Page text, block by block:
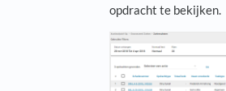
opdracht te bekijken.